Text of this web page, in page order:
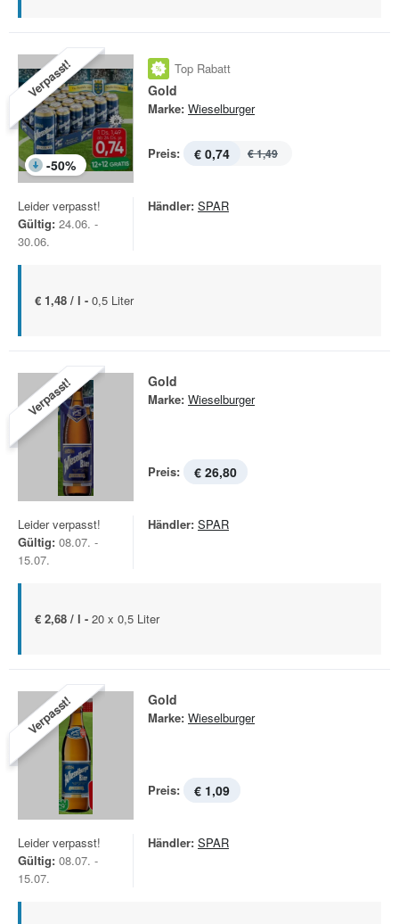
Verpasst!
-50%
Top Rabatt
Gold
Marke: Wieselburger
Preis: € 0,74 € 1,49
Leider verpasst!
Gültig: 24.06. -
30.06.
Händler: SPAR
€ 1,48 / l - 0,5 Liter
Verpasst! Gold
Marke: Wieselburger
Preis: € 26,80
Leider verpasst!
Gültig: 08.07. -
15.07.
Händler: SPAR
€ 2,68 / l - 20 x 0,5 Liter
Verpasst! Gold
Marke: Wieselburger
Preis: € 1,09
Leider verpasst!
Gültig: 08.07. -
15.07.
Händler: SPAR